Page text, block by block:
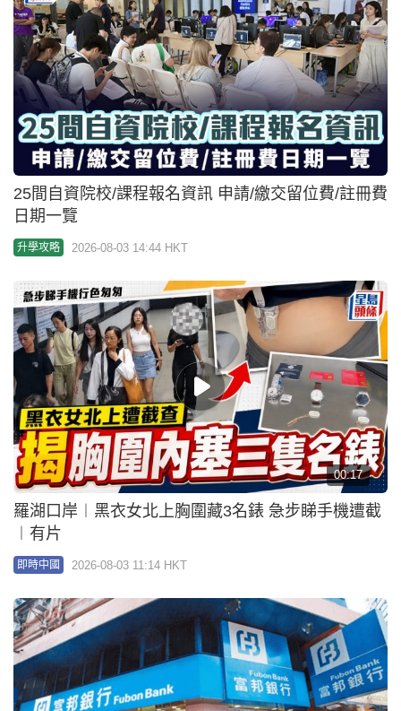
25間自資院校/課程報名資訊 申請/繳交留位費/註冊費
日期一覽
升學攻略 2026-08-03 14:44 HKT
00:17
羅湖口岸︱黑衣女北上胸圍藏3名錶 急步睇手機遭截
︱有片
即時中國 2026-08-03 11:14 HKT